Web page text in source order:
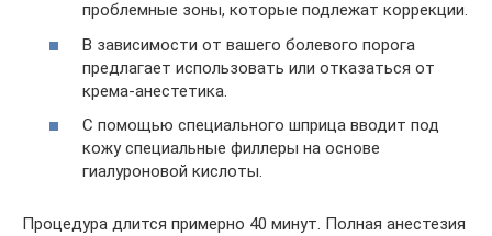
проблемные зоны, которые подлежат коррекции.
В зависимости от вашего болевого порога
предлагает использовать или отказаться от
крема-анестетика.
С помощью специального шприца вводит под
кожу специальные филлеры на основе
гиалуроновой кислоты.
Процедура длится примерно 40 минут. Полная анестезия